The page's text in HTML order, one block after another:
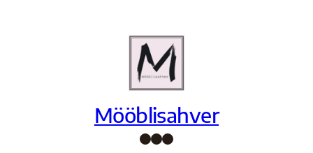
Mööblisahver
Facebook InstagramPinterest